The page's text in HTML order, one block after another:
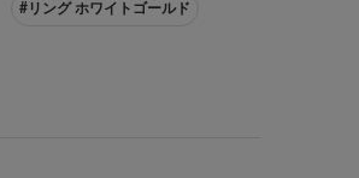
#リング ホワイトゴールド